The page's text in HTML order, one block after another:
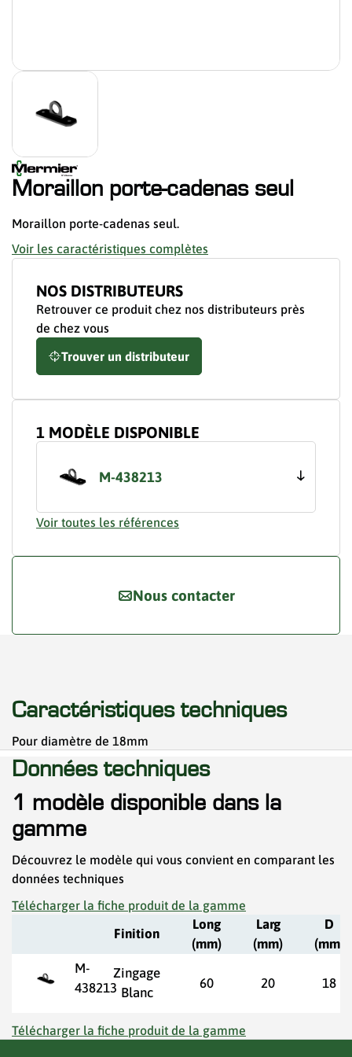
Moraillon porte-cadenas seul
Moraillon porte-cadenas seul.
Voir les caractéristiques complètes
NOS DISTRIBUTEURS
Retrouver ce produit chez nos distributeurs près
de chez vous
Trouver un distributeur
1 MODÈLE DISPONIBLE
M-438213
Voir toutes les références
Nous contacter
Caractéristiques techniques
Pour diamètre de 18mm
Données techniques
1 modèle disponible dans la
gamme
Découvrez le modèle qui vous convient en comparant les
données techniques
Télécharger la fiche produit de la gamme
Finition
Long
(mm)
Larg
(mm)
D
(mm)
M-
438213
Zingage
Blanc
60 20 18
Télécharger la fiche produit de la gamme